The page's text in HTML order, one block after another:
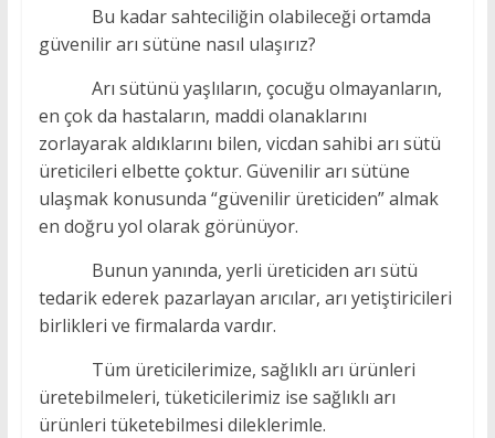
Bu kadar sahteciliğin olabileceği ortamda
güvenilir arı sütüne nasıl ulaşırız?
Arı sütünü yaşlıların, çocuğu olmayanların,
en çok da hastaların, maddi olanaklarını
zorlayarak aldıklarını bilen, vicdan sahibi arı sütü
üreticileri elbette çoktur. Güvenilir arı sütüne
ulaşmak konusunda “güvenilir üreticiden” almak
en doğru yol olarak görünüyor.
Bunun yanında, yerli üreticiden arı sütü
tedarik ederek pazarlayan arıcılar, arı yetiştiricileri
birlikleri ve firmalarda vardır.
Tüm üreticilerimize, sağlıklı arı ürünleri
üretebilmeleri, tüketicilerimiz ise sağlıklı arı
ürünleri tüketebilmesi dileklerimle.